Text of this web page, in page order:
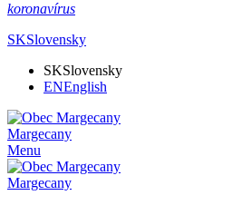
koronavírus
SKSlovensky
SKSlovensky
ENEnglish
Margecany
Menu
Margecany